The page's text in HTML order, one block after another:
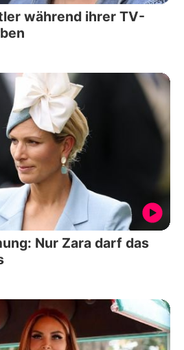
während ihrer TV-
Nur Zara darf das